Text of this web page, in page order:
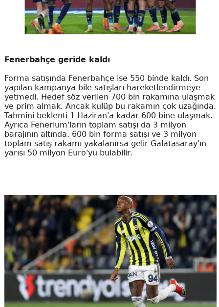
Fenerbahçe geride kaldı
Forma satışında Fenerbahçe ise 550 binde kaldı. Son
yapılan kampanya bile satışları hareketlendirmeye
yetmedi. Hedef söz verilen 700 bin rakamına ulaşmak
ve prim almak. Ancak kulüp bu rakamın çok uzağında.
Tahmini beklenti 1 Haziran'a kadar 600 bine ulaşmak.
Ayrıca Fenerium'ların toplam satışı da 3 milyon
barajının altında. 600 bin forma satışı ve 3 milyon
toplam satış rakamı yakalanırsa gelir Galatasaray'ın
yarısı 50 milyon Euro'yu bulabilir.